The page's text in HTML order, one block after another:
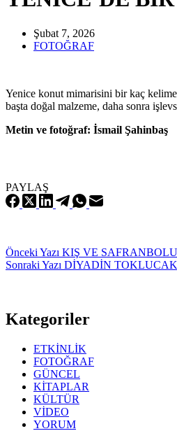
Şubat 7, 2026
FOTOĞRAF
Yenice konut mimarisini bir kaç
başta doğal malzeme, daha sonra
Metin ve fotoğraf: İsmail Şahinbaş
PAYLAŞ
Önceki Yazı KIŞ VE SAFRANBOLU
Sonraki Yazı DİYADİN
Kategoriler
ETKİNLİK
FOTOĞRAF
GÜNCEL
KİTAPLAR
KÜLTÜR
VİDEO
YORUM